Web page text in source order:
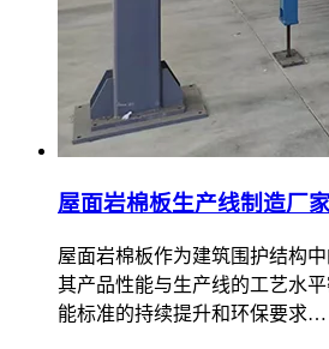
屋面岩棉板生产线制造厂家
屋面岩棉板作为建筑围护结构中
其产品性能与生产线的工艺水
能标准的持续提升和环保要求…